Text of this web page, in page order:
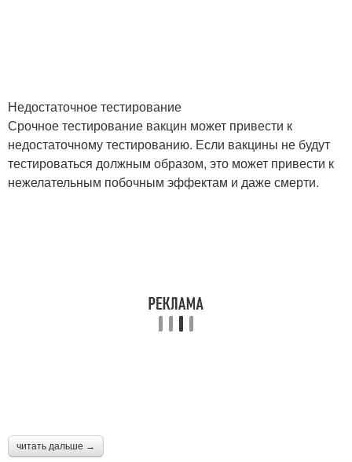
Недостаточное тестирование
Срочное тестирование вакцин может привести к
недостаточному тестированию. Если вакцины не будут
тестироваться должным образом, это может привести к
нежелательным побочным эффектам и даже смерти.
читать дальше →